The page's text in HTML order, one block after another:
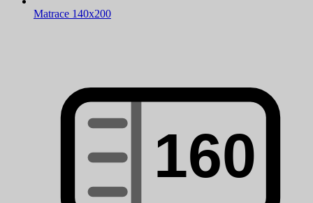
Matrace 140x200